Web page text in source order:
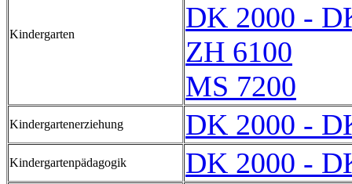
Kindergarten
DK 2000 -
ZH 6100
MS 7200
Kindergartenerziehung DK 2000 -
Kindergartenpädagogik DK 2000 -